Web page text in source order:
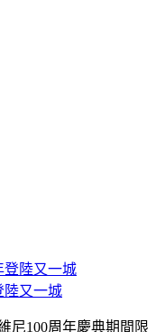
陸又一城
尼100周年慶典期間限